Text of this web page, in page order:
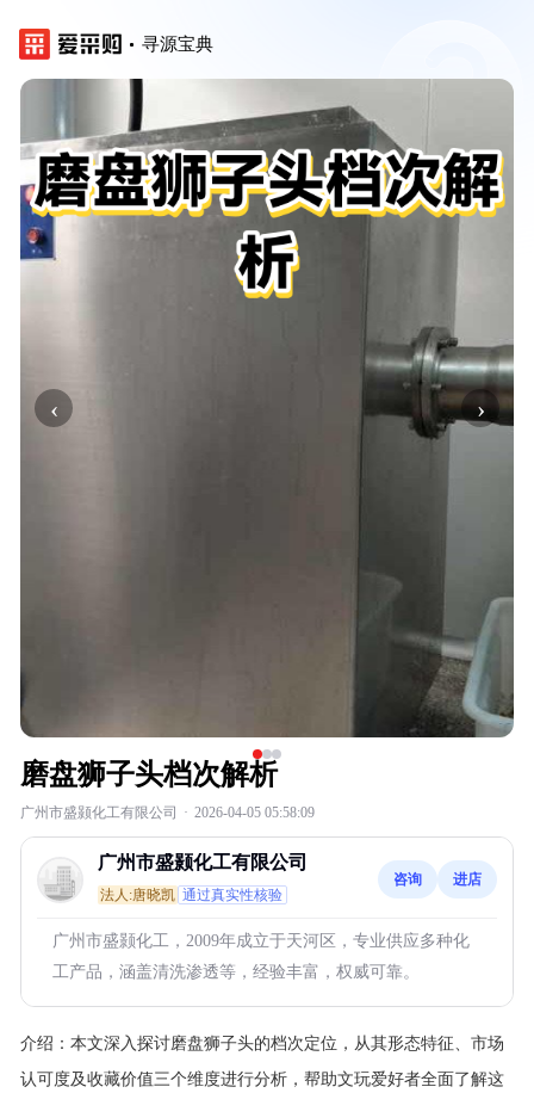
寻源宝典
‹ ›
磨盘狮子头档次解析
广州市盛颢化工有限公司 · 2026-04-05 05:58:09
广州市盛颢化工有限公司
法人:唐晓凯 通过真实性核验
咨询 进店
广州市盛颢化工，2009年成立于天河区，专业供应多种化
工产品，涵盖清洗渗透等，经验丰富，权威可靠。
介绍： 本文深入探讨磨盘狮子头的档次定位，从其形态特征、市场
认可度及收藏价值三个维度进行分析，帮助文玩爱好者全面了解这